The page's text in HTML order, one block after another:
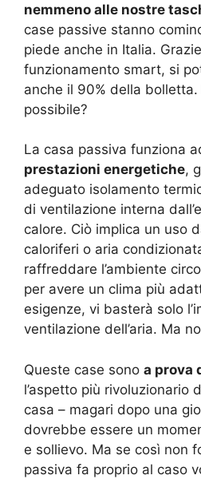
nemmeno alle nostre
case passive stanno
piede anche in Italia.
funzionamento smart, si
anche il 90% della bolletta.
possibile?
La casa passiva funziona
prestazioni energetiche,
adeguato isolamento
di ventilazione interna
calore. Ciò implica un uso
caloriferi o aria
raffreddare l’ambiente
per avere un clima più
esigenze, vi basterà solo
ventilazione dell’aria. Ma
Queste case sono a prova
l’aspetto più rivoluzionario
casa – magari dopo una
dovrebbe essere un
e sollievo. Ma se così non
passiva fa proprio al caso